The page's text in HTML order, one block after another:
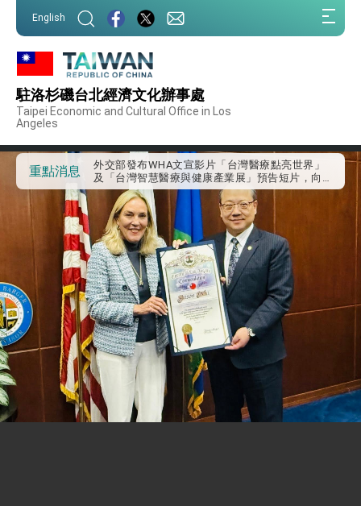
English
駐洛杉磯台北經濟文化辦事處
Taipei Economic and Cultural Office in Los
Angeles
重點消息
外交部重要言論
我國政府將在美國亞利桑納州設立「駐鳳凰城辦
事處」，進一步深化台美交流合作
經驗為亞太醫療照護發展開創新里程碑
外交部發布WHA文宣影片「台灣醫療點亮世界」
及「台灣智慧醫療與健康產業展」預告短片，向
世界展現台灣守護全球健康的創新能量
總統出訪史瓦帝尼返國談話 強調臺灣人有權利
走向世界 盼與理念相近國家共同維護國際秩序
堅定走向世界 賴總統抵達史瓦帝尼王國進行國是
訪問
總統與五院院長新春茶敘 盼化分歧為團結、為
國家邁出合作第一步
總統農曆春節談話
台美貿易協議完成簽署達成6大目標、創5大歷史
性突破 總統強調將以3大面向加速臺灣經濟轉型
升級 籲請立院全力支持並盡速通過
臺美簽署「對等貿易協定」確立對等關稅15%且不
疊加 我輸美2072項產品豁免對等關稅
總統接受「法新社」（AFP）專訪內容
外交部長林佳龍於《外交事務》撰文指出：自由